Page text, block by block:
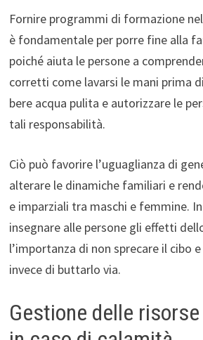
Fornire programmi di formazione
è fondamentale per porre fine alla
poiché aiuta le persone a
corretti come lavarsi le mani prima
bere acqua pulita e autorizzare le
tali responsabilità.
Ciò può favorire l’uguaglianza di
alterare le dinamiche familiari e
e imparziali tra maschi e femmine.
insegnare alle persone gli effetti
l’importanza di non sprecare il cibo
invece di buttarlo via.
Gestione delle